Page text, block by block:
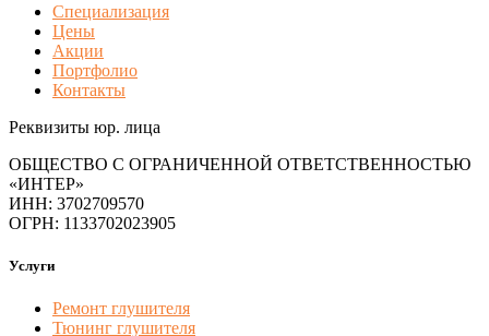
Специализация
Цены
Акции
Портфолио
Контакты
Реквизиты юр. лица
ОБЩЕСТВО С ОГРАНИЧЕННОЙ ОТВЕТСТВЕННОСТЬЮ
«ИНТЕР»
ИНН: 3702709570
ОГРН: 1133702023905
Услуги
Ремонт глушителя
Тюнинг глушителя